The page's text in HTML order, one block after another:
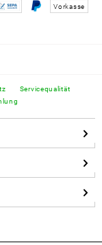
Vorkasse
Servicequalität